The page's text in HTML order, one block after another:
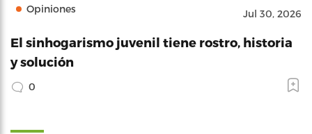
Opiniones Jul 30, 2026
El sinhogarismo juvenil tiene rostro, historia
y solución
0